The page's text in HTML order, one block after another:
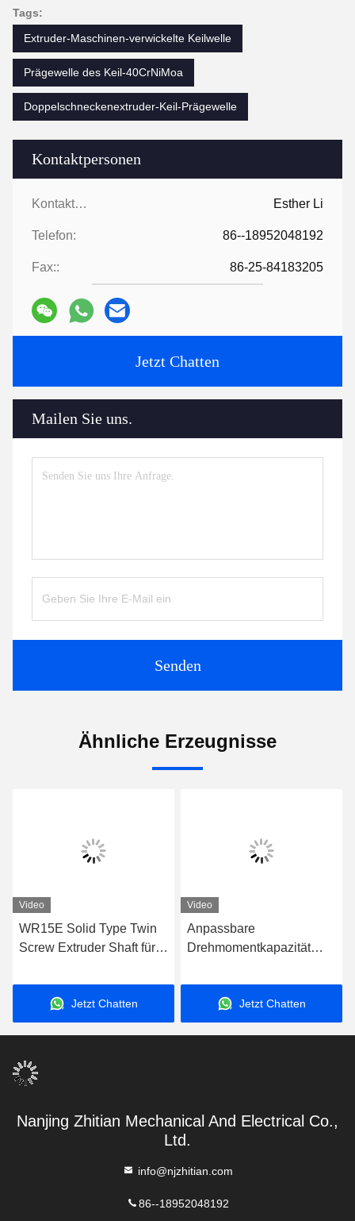
Kontaktpersonen
Kontaktpersonen: Esther Li
Telefon: 86--18952048192
Fax:: 86-25-84183205
Jetzt Chatten
Mailen Sie uns.
Senden
Tags:
Extruder-Maschinen-verwickelte Keilwelle
Prägewelle des Keil-40CrNiMoa
Doppelschneckenextruder-Keil-Prägewelle
Ähnliche Erzeugnisse
Video
WR15E Solid Type Twin
Screw Extruder Shaft für
Extrusionsleistung
Jetzt Chatten
Video
Anpassbare
Drehmomentkapazität
industrielle Anwendungen
Jetzt Chatten
Nanjing Zhitian Mechanical And Electrical Co.,
Ltd.
info@njzhitian.com
86--18952048192